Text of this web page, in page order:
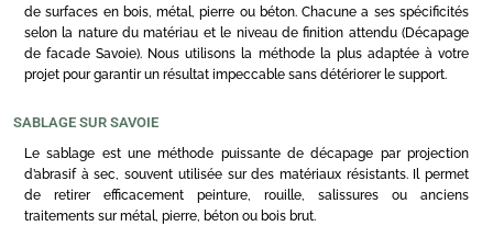
de surfaces en bois, métal, pierre ou béton. Chacune a ses spécificités
selon la nature du matériau et le niveau de finition attendu (Décapage
de facade Savoie). Nous utilisons la méthode la plus adaptée à votre
projet pour garantir un résultat impeccable sans détériorer le support.
SABLAGE SUR SAVOIE
Le sablage est une méthode puissante de décapage par projection
d’abrasif à sec, souvent utilisée sur des matériaux résistants. Il permet
de retirer efficacement peinture, rouille, salissures ou anciens
traitements sur métal, pierre, béton ou bois brut.